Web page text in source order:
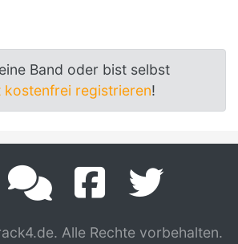
Band oder bist selbst
kostenfrei registrieren!
Alle Rechte vorbehalten.